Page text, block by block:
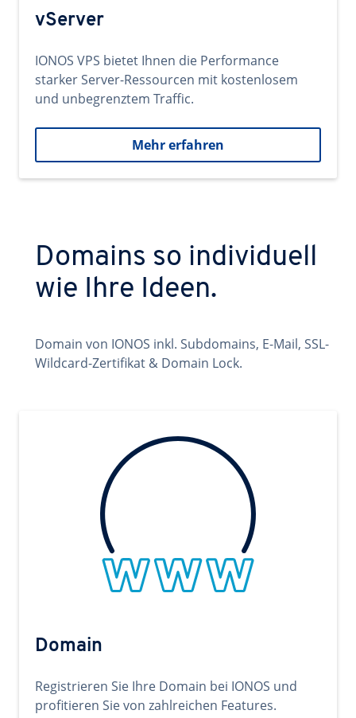
vServer
IONOS VPS bietet Ihnen die Performance
starker Server-Ressourcen mit kostenlosem
und unbegrenztem Traffic.
Mehr erfahren
Domains so individuell
wie Ihre Ideen.
Domain von IONOS inkl. Subdomains, E-Mail, SSL-
Wildcard-Zertifikat & Domain Lock.
Domain
Registrieren Sie Ihre Domain bei IONOS und
profitieren Sie von zahlreichen Features.